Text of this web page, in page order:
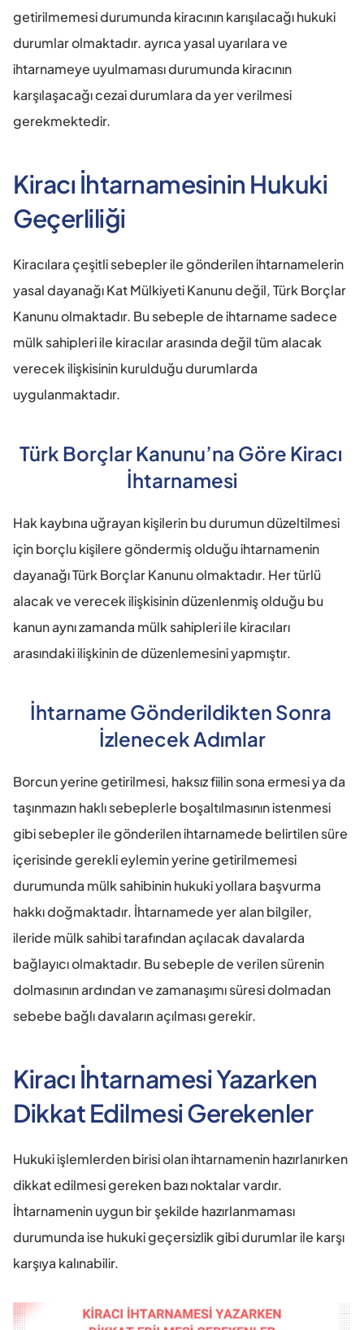
getirilmemesi durumunda kiracının karışılacağı hukuki
durumlar olmaktadır. ayrıca yasal uyarılara ve
ihtarnameye uyulmaması durumunda kiracının
karşılaşacağı cezai durumlara da yer verilmesi
gerekmektedir.
Kiracı İhtarnamesinin Hukuki
Geçerliliği
Kiracılara çeşitli sebepler ile gönderilen ihtarnamelerin
yasal dayanağı Kat Mülkiyeti Kanunu değil, Türk Borçlar
Kanunu olmaktadır. Bu sebeple de ihtarname sadece
mülk sahipleri ile kiracılar arasında değil tüm alacak
verecek ilişkisinin kurulduğu durumlarda
uygulanmaktadır.
Türk Borçlar Kanunu’na Göre Kiracı
İhtarnamesi
Hak kaybına uğrayan kişilerin bu durumun düzeltilmesi
için borçlu kişilere göndermiş olduğu ihtarnamenin
dayanağı Türk Borçlar Kanunu olmaktadır. Her türlü
alacak ve verecek ilişkisinin düzenlenmiş olduğu bu
kanun aynı zamanda mülk sahipleri ile kiracıları
arasındaki ilişkinin de düzenlemesini yapmıştır.
İhtarname Gönderildikten Sonra
İzlenecek Adımlar
Borcun yerine getirilmesi, haksız fiilin sona ermesi ya da
taşınmazın haklı sebeplerle boşaltılmasının istenmesi
gibi sebepler ile gönderilen ihtarnamede belirtilen süre
içerisinde gerekli eylemin yerine getirilmemesi
durumunda mülk sahibinin hukuki yollara başvurma
hakkı doğmaktadır. İhtarnamede yer alan bilgiler,
ileride mülk sahibi tarafından açılacak davalarda
bağlayıcı olmaktadır. Bu sebeple de verilen sürenin
dolmasının ardından ve zamanaşımı süresi dolmadan
sebebe bağlı davaların açılması gerekir.
Kiracı İhtarnamesi Yazarken
Dikkat Edilmesi Gerekenler
Hukuki işlemlerden birisi olan ihtarnamenin hazırlanırken
dikkat edilmesi gereken bazı noktalar vardır.
İhtarnamenin uygun bir şekilde hazırlanmaması
durumunda ise hukuki geçersizlik gibi durumlar ile karşı
karşıya kalınabilir.